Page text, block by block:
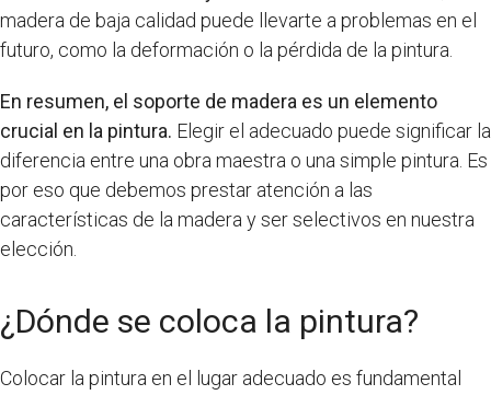
madera de baja calidad puede llevarte a problemas en el
futuro, como la deformación o la pérdida de la pintura.
En resumen, el soporte de madera es un elemento
crucial en la pintura. Elegir el adecuado puede significar la
diferencia entre una obra maestra o una simple pintura. Es
por eso que debemos prestar atención a las
características de la madera y ser selectivos en nuestra
elección.
¿Dónde se coloca la pintura?
Colocar la pintura en el lugar adecuado es fundamental